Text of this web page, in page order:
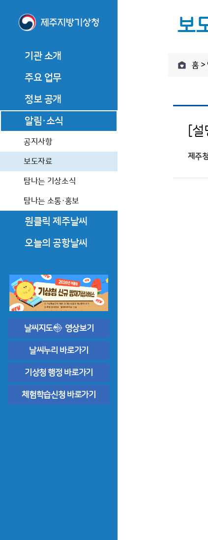
기관 소개
기관장 소개
기관장 인사말
역대기관장
기관장과의 대화
기관 연혁
조직·직원
찾아오시는 길
주요 업무
관측업무
예보업무
기후서비스 업무
정보 공개
정보공개제도 안내
정보공개 청구
사전정보 공개
업무추진비
상품권 구매현황
알림·소식
공지사항
보도자료
탐나는 기상소식
탐나는 소통·홍보
원클릭 제주날씨
한라산·오름·올레·둘레길
바다날씨
상세한 날씨해설
오늘의 공항날씨
공항기상정보
날씨지도 영상보기
날씨누리 바로가기
기상청 행정 바로가기
체험학습신청 바로가기
역대기관장
조직·직원
찾아오시는 길
주요 업무
관측업무
보
홈 >
[
제주